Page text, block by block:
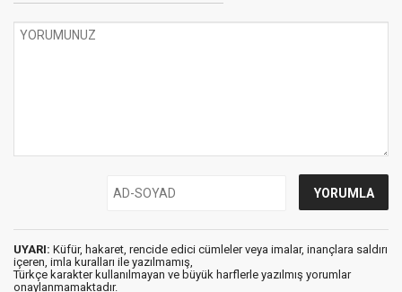
UYARI: Küfür, hakaret, rencide edici cümleler veya imalar, inançlara saldırı
içeren, imla kuralları ile yazılmamış,
Türkçe karakter kullanılmayan ve büyük harflerle yazılmış yorumlar
onaylanmamaktadır.